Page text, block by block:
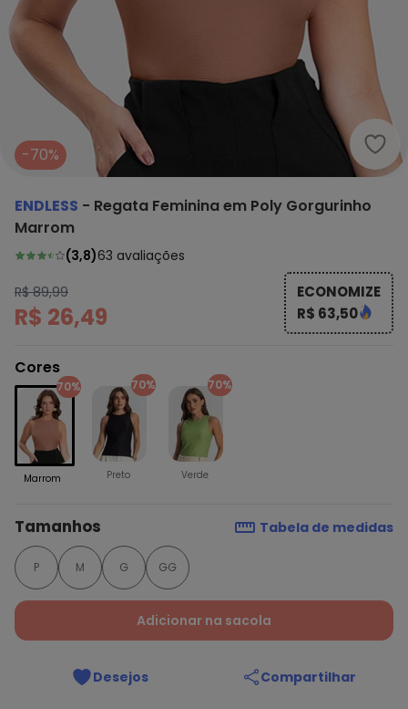
-70%
ENDLESS - Regata Feminina em Poly Gorgurinho
Marrom
(3,8)63 avaliações
R$ 89,99
R$ 26,49
ECONOMIZE
R$ 63,50
Cores
70%
Marrom
70%
Preto
70%
Verde
Tamanhos Tabela de medidas
P M G GG
Adicionar na sacola
Desejos Compartilhar